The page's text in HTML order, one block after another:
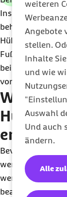
weiteren
Angebote
stellen.
Inhalte
und wie
Auswahl
Und auch
ändern.
Alle
Insgesamt ist es
beheben und zu
Hühneraugen
Fußpflege
bei der
vorbeugenden
Wie
Bevor kleine,
werden, muss
werden. Ist das
beachten: